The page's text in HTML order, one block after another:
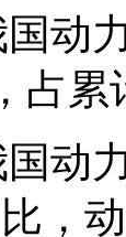
国动
占累
动
，